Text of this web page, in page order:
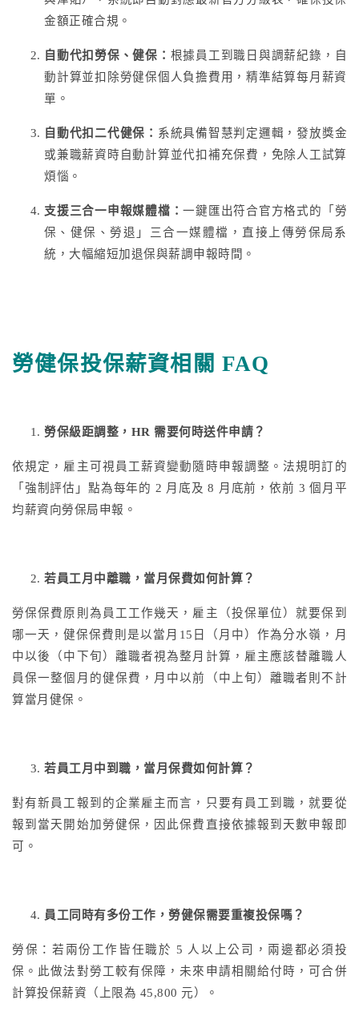
金額正確合規。
自動代扣勞保、健保： 根據員工到職日與調薪紀錄，自
動計算並扣除勞健保個人負擔費用，精準結算每月薪資
單。
自動代扣二代健保： 系統具備智慧判定邏輯，發放獎金
或兼職薪資時自動計算並代扣補充保費，免除人工試算
煩惱。
支援三合一申報媒體檔：一鍵匯出符合官方格式的「勞
保、健保、勞退」三合一媒體檔，直接上傳勞保局系
統，大幅縮短加退保與薪調申報時間。
勞健保投保薪資相關 FAQ
勞保級距調整，HR 需要何時送件申請？
依規定，雇主可視員工薪資變動隨時申報調整。法規明訂的
「強制評估」點為每年的 2 月底及 8 月底前，依前 3 個月平
均薪資向勞保局申報。
若員工月中離職，當月保費如何計算？
勞保保費原則為員工工作幾天，雇主（投保單位）就要保到
哪一天，健保保費則是以當月15日（月中）作為分水嶺，月
中以後（中下旬）離職者視為整月計算，雇主應該替離職人
員保一整個月的健保費，月中以前（中上旬）離職者則不計
算當月健保。
若員工月中到職，當月保費如何計算？
對有新員工報到的企業雇主而言，只要有員工到職，就要從
報到當天開始加勞健保，因此保費直接依據報到天數申報即
可。
員工同時有多份工作，勞健保需要重複投保嗎？
勞保：若兩份工作皆任職於 5 人以上公司，兩邊都必須投
保。此做法對勞工較有保障，未來申請相關給付時，可合併
計算投保薪資（上限為 45,800 元）。